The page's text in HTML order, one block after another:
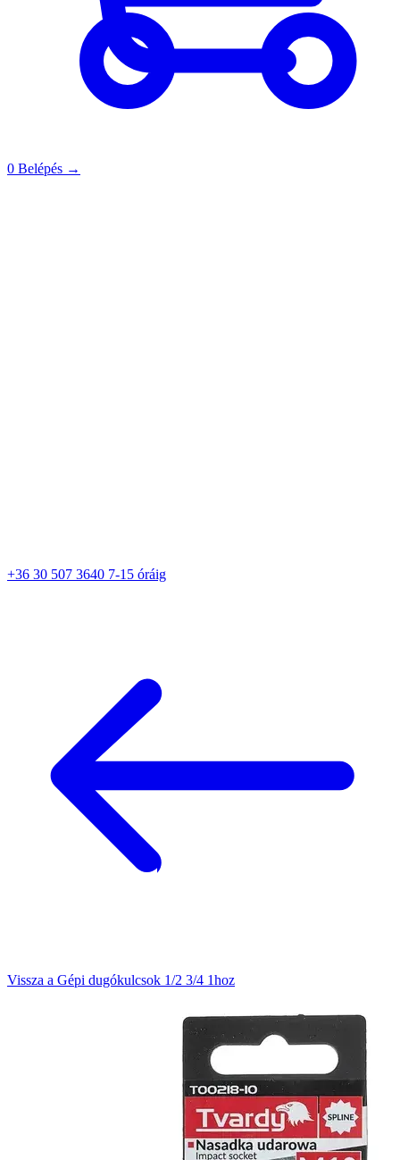
0 Belépés →
+36 30 507 3640 7-15 óráig
Vissza a Gépi dugókulcsok 1/2 3/4 1hoz